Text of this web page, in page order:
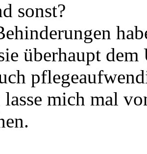
sonst?
überhaupt
mich mal